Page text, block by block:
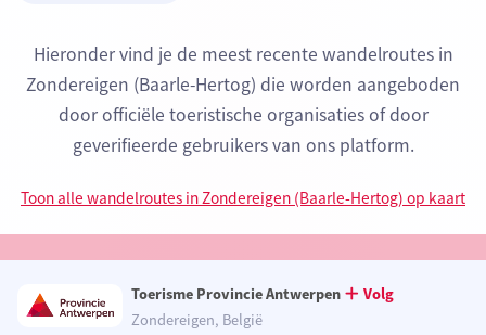
Hieronder vind je de meest recente wandelroutes in
Zondereigen (Baarle-Hertog) die worden aangeboden
door officiële toeristische organisaties of door
geverifieerde gebruikers van ons platform.
Toon alle wandelroutes in Zondereigen (Baarle-Hertog) op kaart
Toerisme Provincie Antwerpen
Volg
Zondereigen, België